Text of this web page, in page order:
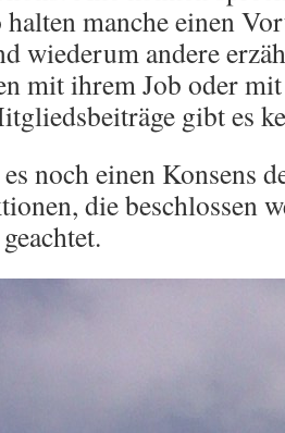
manche einen
wiederum andere
mit ihrem Job oder
gibt es
noch einen Konsens
die beschlossen